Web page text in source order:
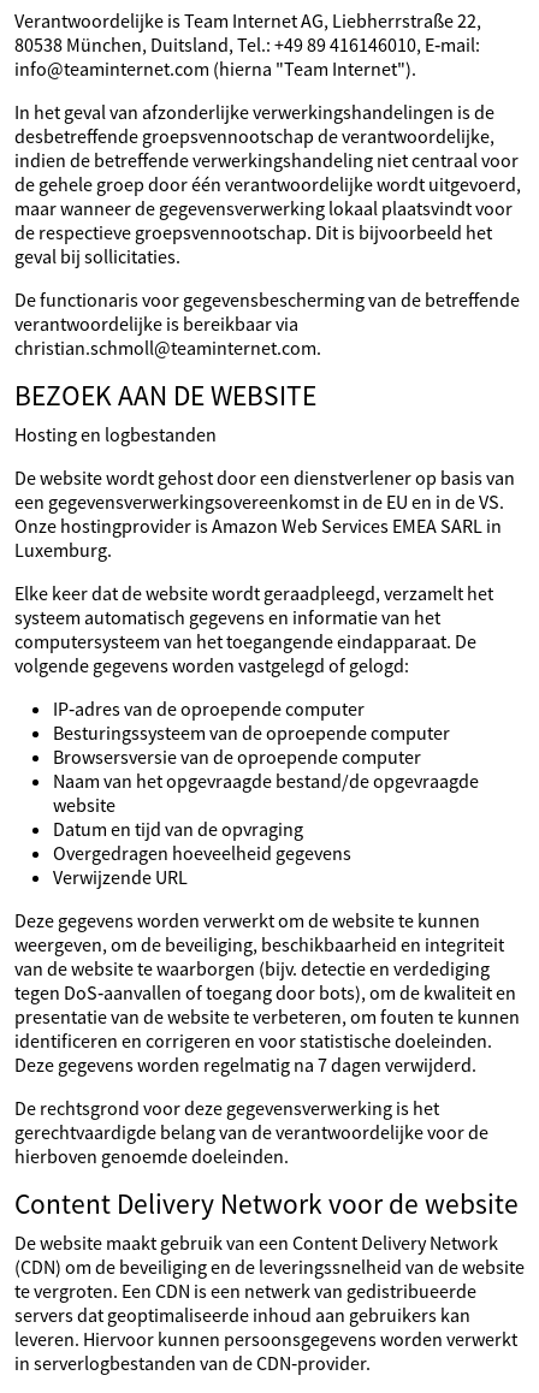
Verantwoordelijke is Team Internet AG, Liebherrstraße 22,
80538 München, Duitsland, Tel.: +49 89 416146010, E‑mail:
info@teaminternet.com (hierna "Team Internet").
In het geval van afzonderlijke verwerkingshandelingen is de
desbetreffende groepsvennootschap de verantwoordelijke,
indien de betreffende verwerkingshandeling niet centraal voor
de gehele groep door één verantwoordelijke wordt uitgevoerd,
maar wanneer de gegevensverwerking lokaal plaatsvindt voor
de respectieve groepsvennootschap. Dit is bijvoorbeeld het
geval bij sollicitaties.
De functionaris voor gegevensbescherming van de betreffende
verantwoordelijke is bereikbaar via
christian.schmoll@teaminternet.com.
BEZOEK AAN DE WEBSITE
Hosting en logbestanden
De website wordt gehost door een dienstverlener op basis van
een gegevensverwerkingsovereenkomst in de EU en in de VS.
Onze hostingprovider is Amazon Web Services EMEA SARL in
Luxemburg.
Elke keer dat de website wordt geraadpleegd, verzamelt het
systeem automatisch gegevens en informatie van het
computersysteem van het toegangende eindapparaat. De
volgende gegevens worden vastgelegd of gelogd:
IP‑adres van de oproepende computer
Besturingssysteem van de oproepende computer
Browsersversie van de oproepende computer
Naam van het opgevraagde bestand/de opgevraagde
website
Datum en tijd van de opvraging
Overgedragen hoeveelheid gegevens
Verwijzende URL
Deze gegevens worden verwerkt om de website te kunnen
weergeven, om de beveiliging, beschikbaarheid en integriteit
van de website te waarborgen (bijv. detectie en verdediging
tegen DoS‑aanvallen of toegang door bots), om de kwaliteit en
presentatie van de website te verbeteren, om fouten te kunnen
identificeren en corrigeren en voor statistische doeleinden.
Deze gegevens worden regelmatig na 7 dagen verwijderd.
De rechtsgrond voor deze gegevensverwerking is het
gerechtvaardigde belang van de verantwoordelijke voor de
hierboven genoemde doeleinden.
Content Delivery Network voor de website
De website maakt gebruik van een Content Delivery Network
(CDN) om de beveiliging en de leveringssnelheid van de website
te vergroten. Een CDN is een netwerk van gedistribueerde
servers dat geoptimaliseerde inhoud aan gebruikers kan
leveren. Hiervoor kunnen persoonsgegevens worden verwerkt
in serverlogbestanden van de CDN‑provider.